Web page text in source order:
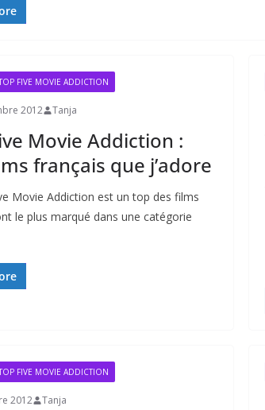
FIVE MOVIE ADDICTION
2012 Tanja
Movie Addiction :
français que j’adore
Movie Addiction est un top des films
le plus marqué dans une catégorie
FIVE MOVIE ADDICTION
2012 Tanja